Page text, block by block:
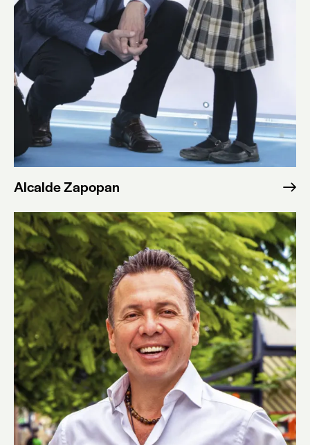
Alcalde Zapopan